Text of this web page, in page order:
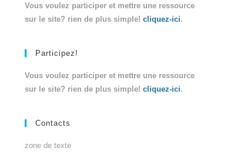
Vous voulez participer et mettre une ressource
sur le site? rien de plus simple! cliquez-ici.
Participez!
Vous voulez participer et mettre une ressource
sur le site? rien de plus simple! cliquez-ici.
Contacts
zone de texte